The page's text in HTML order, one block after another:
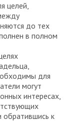
целей,
до тех
в полном
для
могут
интересах,
обратившись к